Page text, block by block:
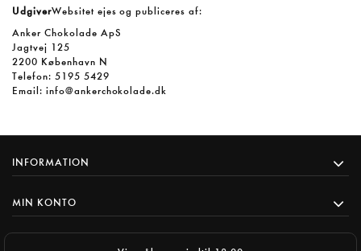
UdgiverWebsitet ejes og publiceres af:
Anker Chokolade ApS
Jagtvej 125
2200 København N
Telefon: 5195 5429
Email: info@ankerchokolade.dk
INFORMATION
MIN KONTO